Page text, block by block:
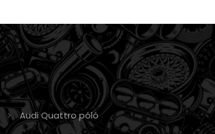
Audi Quattro póló